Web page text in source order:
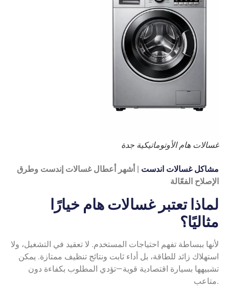
غسالات هام الأوتوماتيكية جدة
مشاكل غسالات اندست | أشهر أعطال غسالات إندست وطرق
الإصلاح الفعّالة
لماذا تعتبر غسالات هام خيارًا
مثاليًا؟
لأنها ببساطة تفهم احتياجات المستخدم. لا تعقيد في التشغيل، ولا
استهلاك زائد للطاقة، بل أداء ثابت ونتائج تنظيف ممتازة. يمكن
تشبيهها بسيارة اقتصادية قوية—تؤدي المطلوب بكفاءة دون
متاعب.